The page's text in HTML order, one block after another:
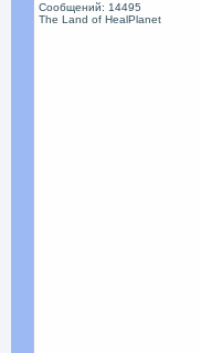
Сообщений: 14495
The Land of HealPlanet